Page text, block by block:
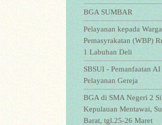
BGA SUMBAR
Pelayanan kepada
Pemasyrakatan (WBP)
1 Labuhan Deli
SBSUI - Pemanfaatan
Pelayanan Gereja
BGA di SMA Negeri 2
Kepulauan Mentawai,
Barat, tgl.25-26 Maret